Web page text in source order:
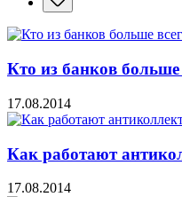
Кто из банков
17.08.2014
Как работают
17.08.2014